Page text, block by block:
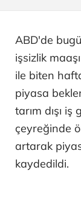
ABD'de
işsizlik
ile biten
piyasa
tarım dışı
çeyreğinde
artarak
kaydedildi.